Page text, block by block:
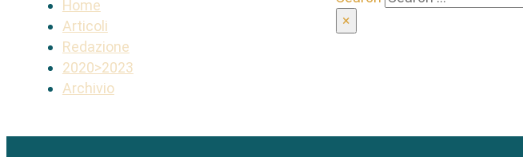
Home
Articoli
Redazione
2020>2023
Archivio
×